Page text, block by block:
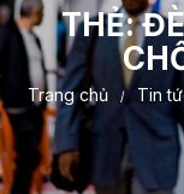
THẺ:
Trang chủ Tin